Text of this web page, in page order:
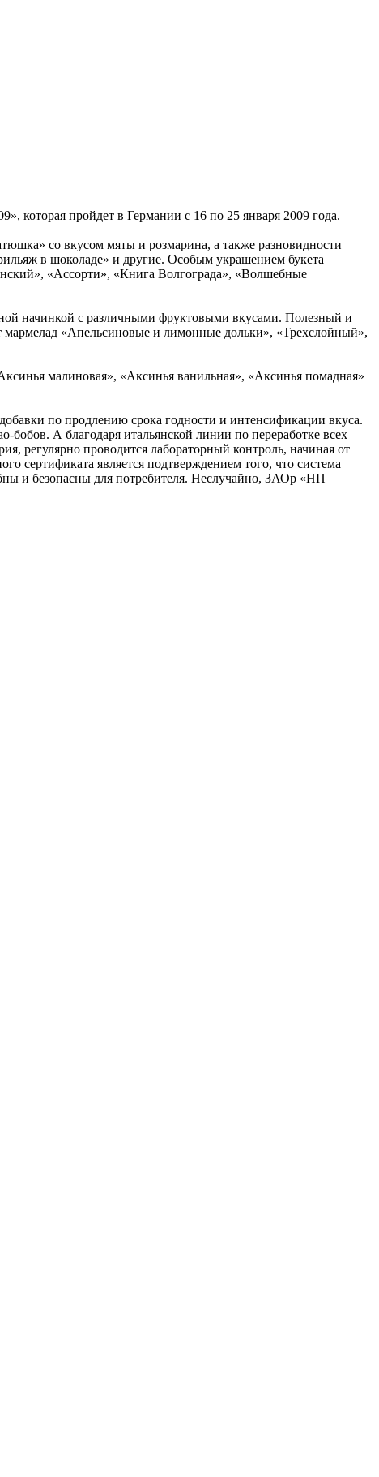
которая пройдет в Германии с 16 по 25 января 2009 года.
со вкусом мяты и розмарина, а также разновидности
в шоколаде» и другие. Особым украшением букета
«Ассорти», «Книга Волгограда», «Волшебные
начинкой с различными фруктовыми вкусами. Полезный и
мармелад «Апельсиновые и лимонные дольки», «Трехслойный»,
малиновая», «Аксинья ванильная», «Аксинья помадная»
по продлению срока годности и интенсификации вкуса.
бобов. А благодаря итальянской линии по переработке всех
регулярно проводится лабораторный контроль, начиная от
сертификата является подтверждением того, что система
и безопасны для потребителя. Неслучайно, ЗАОр «НП